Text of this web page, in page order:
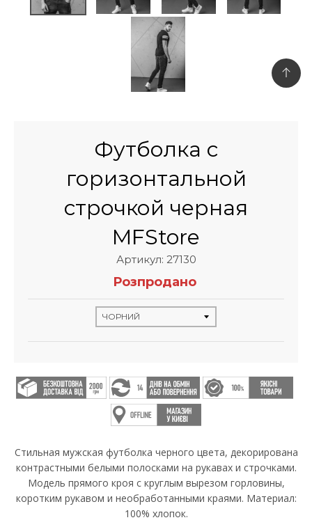
Футболка с
горизонтальной
строчкой черная
MFStore
Артикул: 27130
Розпродано
Стильная мужская футболка черного цвета, декорирована
контрастными белыми полосками на рукавах и строчками.
Модель прямого кроя с круглым вырезом горловины,
коротким рукавом и необработанными краями. Материал:
100% хлопок.